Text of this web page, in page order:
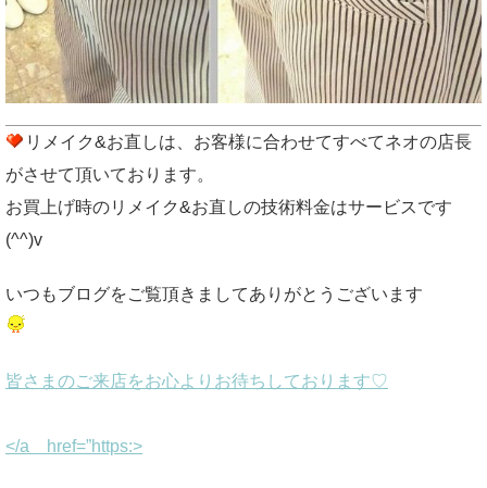
リメイク&お直しは、お客様に合わせてすべてネオの店長
がさせて頂いております。
お買上げ時のリメイク&お直しの技術料金はサービスです
(^^)v
いつもブログをご覧頂きましてありがとうございます
皆さまのご来店をお心よりお待ちしております♡
</a href=”https:>